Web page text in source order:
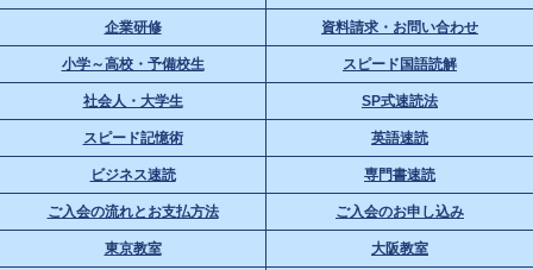
企業研修 資料請求・お問い合わせ
小学～高校・予備校生 スピード国語読解
社会人・大学生 SP式速読法
スピード記憶術 英語速読
ビジネス速読 専門書速読
ご入会の流れとお支払方法 ご入会のお申し込み
東京教室 大阪教室